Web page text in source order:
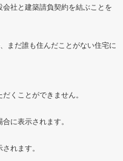
社と建築請負契約を結ぶことを
まだ誰も住んだことがない住宅に
くことができません。
に表示されます。
れます。